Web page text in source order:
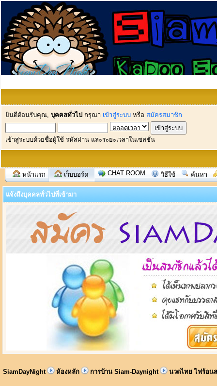
ยินดีต้อนรับคุณ, บุคคลทั่วไป กรุณา เข้าสู่ระบบ หรือ สมัครสมาชิก
เข้าสู่ระบบด้วยชื่อผู้ใช้ รหัสผ่าน และระยะเวลาในเซสชั่น
หน้าแรก เว็บบอร์ด CHAT ROOM วิธีใช้ ค้นหา
แจ้งถึงบุคคลทั่วไปที่เข้ามา
SiamDayNight ห้องหลัก การบ้าน Siam-Daynight นวดไทย ไฟร้อน